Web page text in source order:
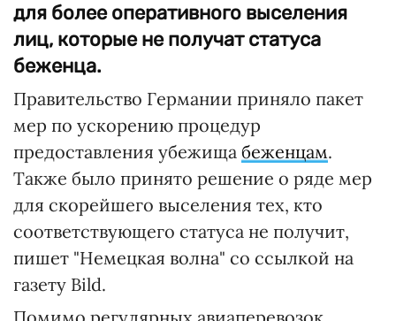
для более оперативного выселения
лиц, которые не получат статуса
беженца.
Правительство Германии приняло пакет
мер по ускорению процедур
предоставления убежища беженцам.
Также было принято решение о ряде мер
для скорейшего выселения тех, кто
соответствующего статуса не получит,
пишет "Немецкая волна" со ссылкой на
газету Bild.